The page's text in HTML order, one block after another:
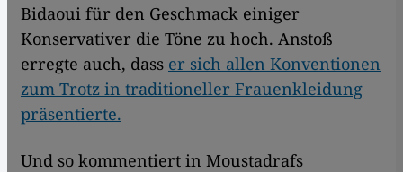
Bidaoui für den Geschmack einiger
Konservativer die Töne zu hoch. Anstoß
erregte auch, dass er sich allen Konventionen
zum Trotz in traditioneller Frauenkleidung
präsentierte.
Und so kommentiert in Moustadrafs